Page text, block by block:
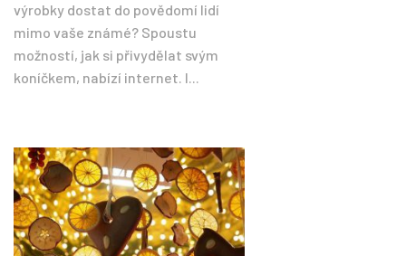
výrobky dostat do povědomí lidí
mimo vaše známé? Spoustu
možností, jak si přivydělat svým
koníčkem, nabízí internet. I...